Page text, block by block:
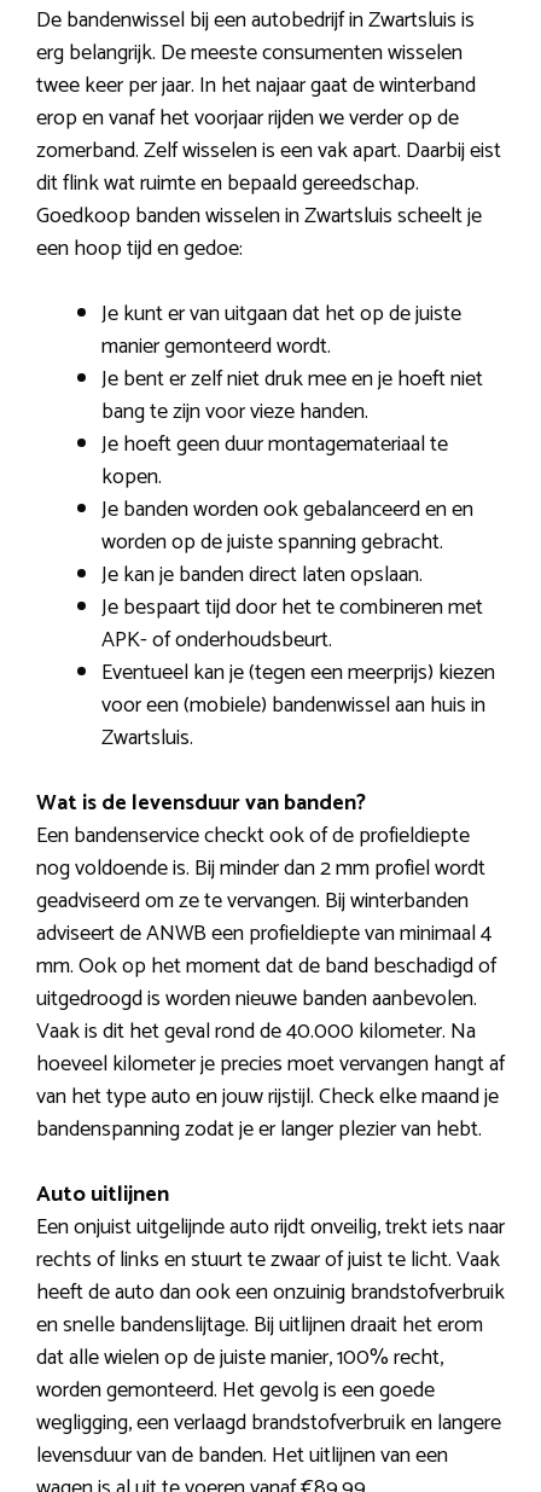
De bandenwissel bij een autobedrijf in Zwartsluis is
erg belangrijk. De meeste consumenten wisselen
twee keer per jaar. In het najaar gaat de winterband
erop en vanaf het voorjaar rijden we verder op de
zomerband. Zelf wisselen is een vak apart. Daarbij eist
dit flink wat ruimte en bepaald gereedschap.
Goedkoop banden wisselen in Zwartsluis scheelt je
een hoop tijd en gedoe:
Je kunt er van uitgaan dat het op de juiste
manier gemonteerd wordt.
Je bent er zelf niet druk mee en je hoeft niet
bang te zijn voor vieze handen.
Je hoeft geen duur montagemateriaal te
kopen.
Je banden worden ook gebalanceerd en en
worden op de juiste spanning gebracht.
Je kan je banden direct laten opslaan.
Je bespaart tijd door het te combineren met
APK- of onderhoudsbeurt.
Eventueel kan je (tegen een meerprijs) kiezen
voor een (mobiele) bandenwissel aan huis in
Zwartsluis.
Wat is de levensduur van banden?
Een bandenservice checkt ook of de profieldiepte
nog voldoende is. Bij minder dan 2 mm profiel wordt
geadviseerd om ze te vervangen. Bij winterbanden
adviseert de ANWB een profieldiepte van minimaal 4
mm. Ook op het moment dat de band beschadigd of
uitgedroogd is worden nieuwe banden aanbevolen.
Vaak is dit het geval rond de 40.000 kilometer. Na
hoeveel kilometer je precies moet vervangen hangt af
van het type auto en jouw rijstijl. Check elke maand je
bandenspanning zodat je er langer plezier van hebt.
Auto uitlijnen
Een onjuist uitgelijnde auto rijdt onveilig, trekt iets naar
rechts of links en stuurt te zwaar of juist te licht. Vaak
heeft de auto dan ook een onzuinig brandstofverbruik
en snelle bandenslijtage. Bij uitlijnen draait het erom
dat alle wielen op de juiste manier, 100% recht,
worden gemonteerd. Het gevolg is een goede
wegligging, een verlaagd brandstofverbruik en langere
levensduur van de banden. Het uitlijnen van een